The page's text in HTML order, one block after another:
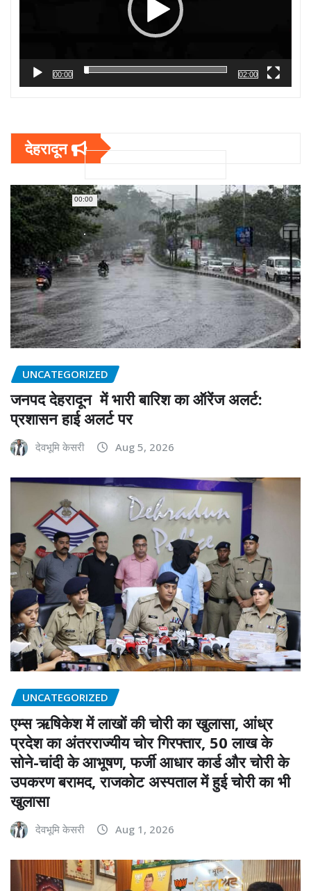
00:00
00:00
02:00
देहरादून
UNCATEGORIZED
जनपद देहरादून में भारी बारिश का ऑरेंज अलर्ट:
प्रशासन हाई अलर्ट पर
देवभूमि केसरी Aug 5, 2026
UNCATEGORIZED
एम्स ऋषिकेश में लाखों की चोरी का खुलासा, आंध्र
प्रदेश का अंतरराज्यीय चोर गिरफ्तार, 50 लाख के
सोने-चांदी के आभूषण, फर्जी आधार कार्ड और चोरी के
उपकरण बरामद, राजकोट अस्पताल में हुई चोरी का भी
खुलासा
देवभूमि केसरी Aug 1, 2026